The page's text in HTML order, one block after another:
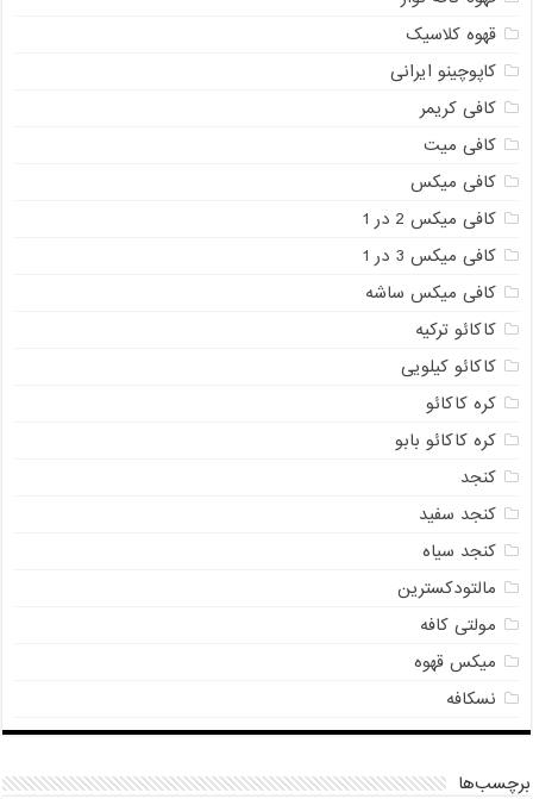
قهوه کلاسیک
کاپوچینو ایرانی
کافی کریمر
کافی میت
کافی میکس
کافی میکس 2 در 1
کافی میکس 3 در 1
کافی میکس ساشه
کاکائو ترکیه
کاکائو کیلویی
کره کاکائو
کره کاکائو بابو
کنجد
کنجد سفید
کنجد سیاه
مالتودکسترین
مولتی کافه
میکس قهوه
نسکافه
برچسب‌ها